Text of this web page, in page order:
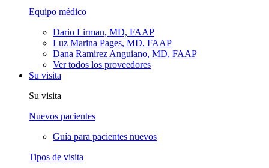
Equipo médico
Dario Lirman, MD, FAAP
Luz Marina Pages, MD, FAAP
Dana Ramirez Anguiano, MD, FAAP
Ver todos los proveedores
Su visita
Su visita
Nuevos pacientes
Guía para pacientes nuevos
Tipos de visita